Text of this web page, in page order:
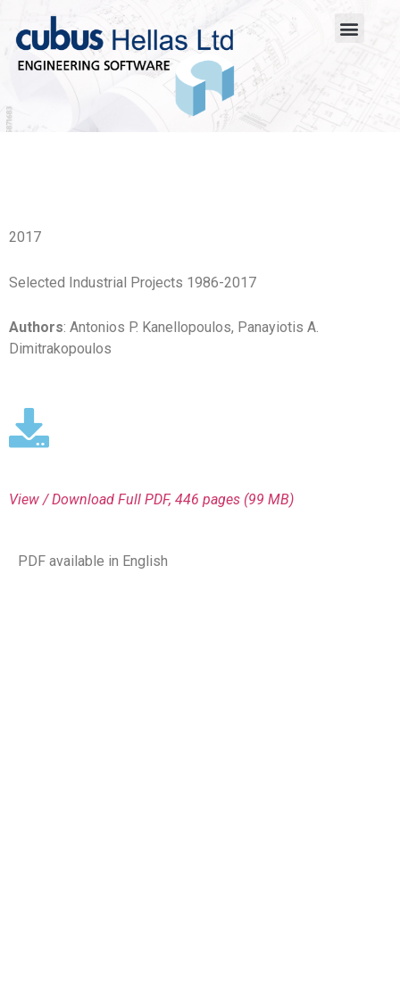
2017
Selected Industrial Projects 1986-2017
Authors: Antonios P. Kanellopoulos, Panayiotis A.
Dimitrakopoulos
View / Download Full PDF, 446 pages (99 ΜΒ)
PDF available in English